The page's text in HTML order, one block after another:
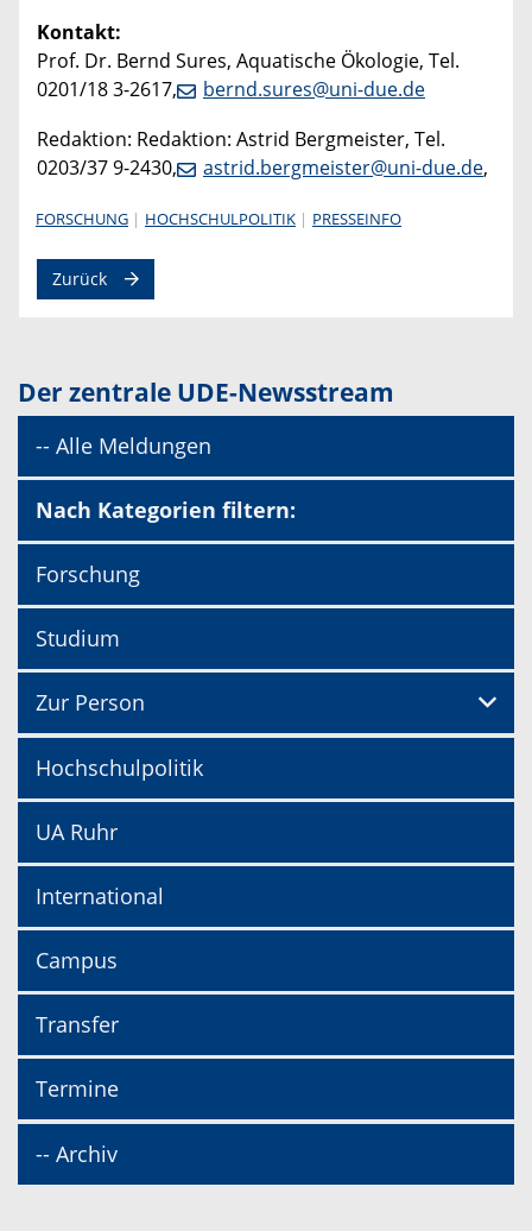
Kontakt:
Prof. Dr. Bernd Sures, Aquatische Ökologie, Tel.
0201/18 3-2617,
bernd.sures@uni-due.de
Redaktion: Redaktion: Astrid Bergmeister, Tel.
0203/37 9-2430,
astrid.bergmeister@uni-due.de,
FORSCHUNG HOCHSCHULPOLITIK PRESSEINFO
Zurück
Der zentrale UDE-Newsstream
-- Alle Meldungen
Nach Kategorien filtern:
Forschung
Studium
Zur Person
Hochschulpolitik
UA Ruhr
International
Campus
Transfer
Termine
-- Archiv